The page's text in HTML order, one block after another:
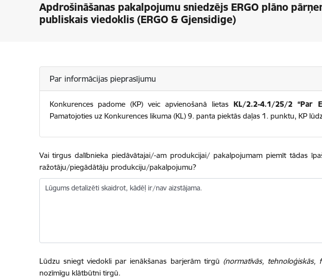
Apdrošināšanas pakalpojumu sniedzējs ERGO plāno
publiskais viedoklis (ERGO & Gjensidige)
Par informācijas pieprasījumu
Konkurences padome (KP) veic apvienošanā lietas KL/2.2-4.1/25/2 “Par
Pamatojoties uz Konkurences likuma (KL) 9. panta piektās daļas 1. punktu, KP
Vai tirgus dalībnieka piedāvātajai/-am produkcijai/ pakalpojumam piemīt tādas
ražotāju/piegādātāju produkciju/pakalpojumu?
Lūgums detalizēti skaidrot, kādēļ ir/nav aizstājama.
Lūdzu sniegt viedokli par ienākšanas barjerām tirgū (normatīvās, tehnoloģiskās,
nozīmīgu klātbūtni tirgū.